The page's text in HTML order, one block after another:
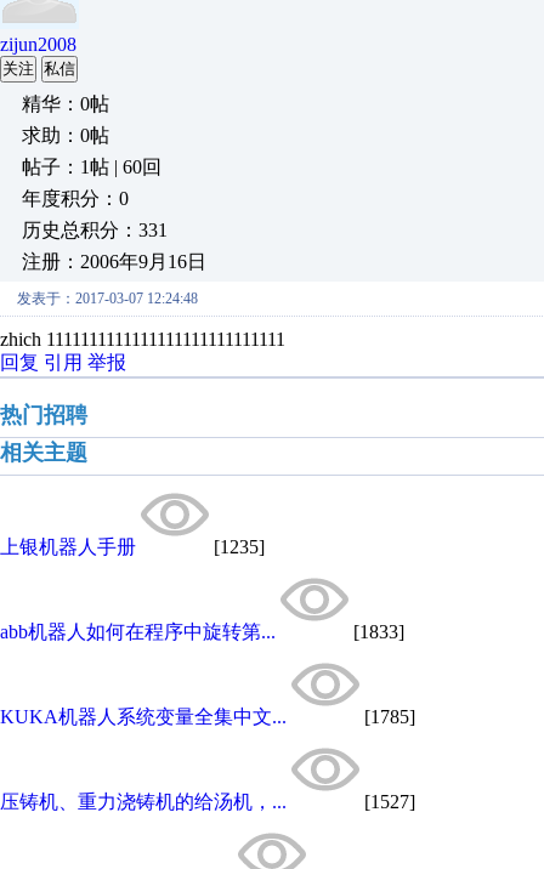
zijun2008
关注 私信
精华：0帖
求助：0帖
帖子：1帖 | 60回
年度积分：0
历史总积分：331
注册：2006年9月16日
发表于：2017-03-07 12:24:48
zhich 1111111111111111111111111111
回复 引用 举报
热门招聘
相关主题
上银机器人手册 [1235]
abb机器人如何在程序中旋转第... [1833]
KUKA机器人系统变量全集中文... [1785]
压铸机、重力浇铸机的给汤机，... [1527]